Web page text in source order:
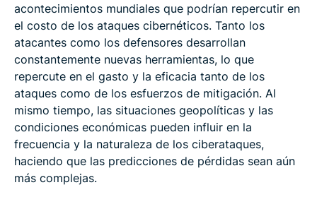
acontecimientos mundiales que podrían repercutir en
el costo de los ataques cibernéticos. Tanto los
atacantes como los defensores desarrollan
constantemente nuevas herramientas, lo que
repercute en el gasto y la eficacia tanto de los
ataques como de los esfuerzos de mitigación. Al
mismo tiempo, las situaciones geopolíticas y las
condiciones económicas pueden influir en la
frecuencia y la naturaleza de los ciberataques,
haciendo que las predicciones de pérdidas sean aún
más complejas.